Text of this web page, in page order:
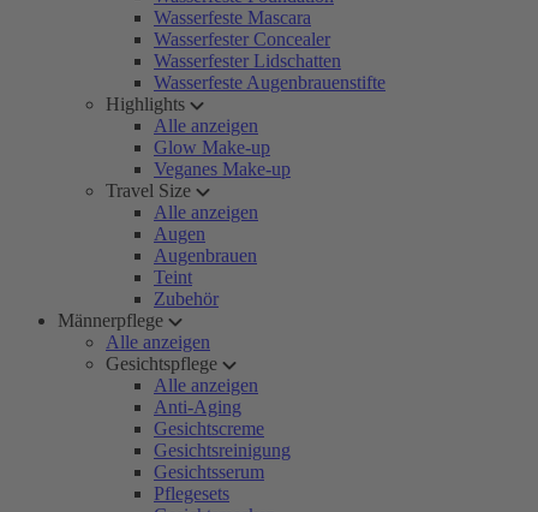
Wasserfeste Mascara
Wasserfester Concealer
Wasserfester Lidschatten
Wasserfeste Augenbrauenstifte
Highlights
Alle anzeigen
Glow Make-up
Veganes Make-up
Travel Size
Alle anzeigen
Augen
Augenbrauen
Teint
Zubehör
Männerpflege
Alle anzeigen
Gesichtspflege
Alle anzeigen
Anti-Aging
Gesichtscreme
Gesichtsreinigung
Gesichtsserum
Pflegesets